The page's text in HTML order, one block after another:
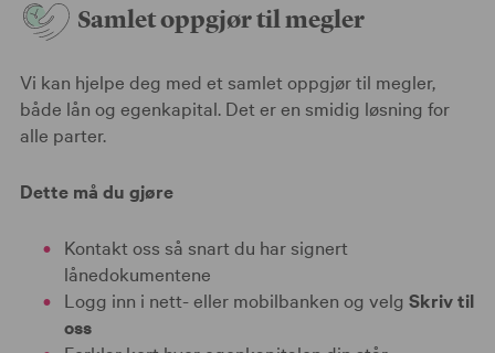
Samlet oppgjør til megler
Vi kan hjelpe deg med et samlet oppgjør til megler,
både lån og egenkapital. Det er en smidig løsning for
alle parter.
Dette må du gjøre
Kontakt oss så snart du har signert
lånedokumentene
Logg inn i nett- eller mobilbanken og velg Skriv til
oss